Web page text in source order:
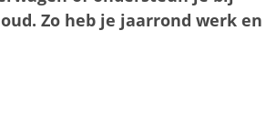
Zo heb je jaarrond werk en